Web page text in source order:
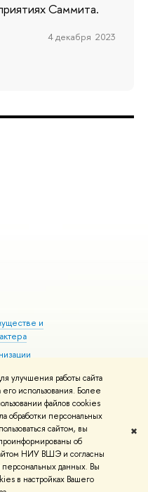
улучшения работы сайта
использования. Более
файлов cookies
обработки персональных
сайтом, вы
об
НИУ ВШЭ и согласны
данных. Вы
в настройках Вашего
✖
Саммита.
4 декабря 2023
и
здоровья
Условия использования
Карта сайта
вШколе дизайна НИУ ВШЭ